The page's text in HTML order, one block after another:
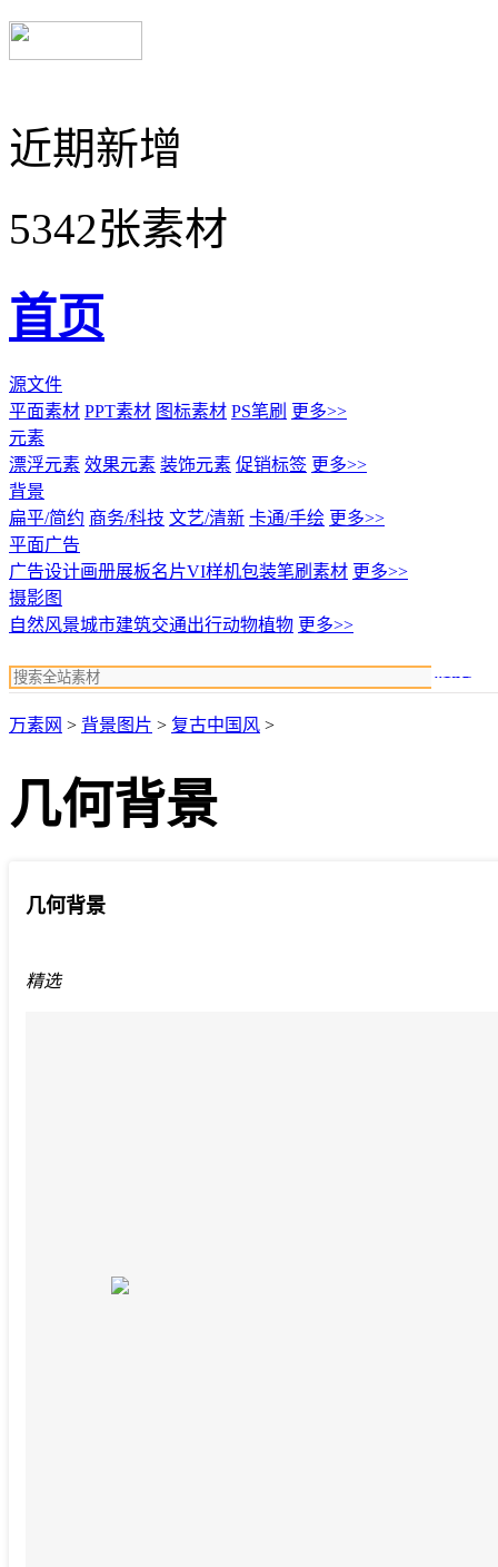
近期新增
5342张素材
首页
源文件
平面素材 PPT素材 图标素材 PS笔刷 更多>>
元素
漂浮元素 效果元素 装饰元素 促销标签 更多>>
背景
扁平/简约 商务/科技 文艺/清新 卡通/手绘 更多>>
平面广告
广告设计画册展板名片VI样机包装笔刷素材 更多>>
摄影图
自然风景城市建筑交通出行动物植物 更多>>
万素网 > 背景图片 > 复古中国风 >
几何背景
几何背景
精选